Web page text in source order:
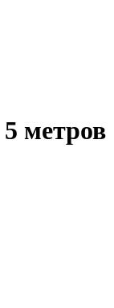
метров